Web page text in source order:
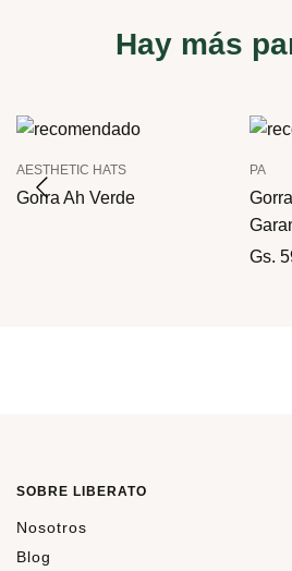
Hay más
AESTHETIC HATS
Gorra Ah Verde
PA
Gs.
SOBRE LIBERATO
Nosotros
Blog